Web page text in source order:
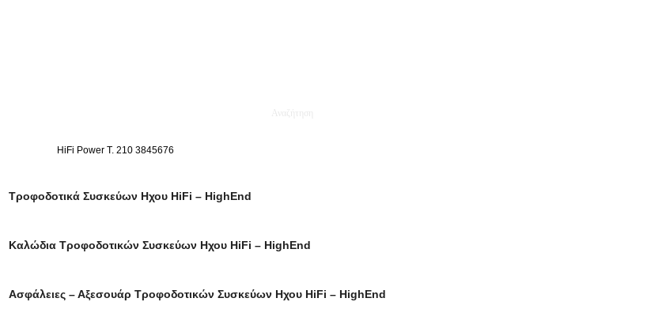
HiFi Power T. 210 3845676
Τροφοδοτικά Συσκεύων Ηχου HiFi – HighEnd
Καλώδια Τροφοδοτικών Συσκεύων Ηχου HiFi – HighEnd
Ασφάλειες – Αξεσουάρ Τροφοδοτικών Συσκεύων Ηχου HiFi – HighEnd